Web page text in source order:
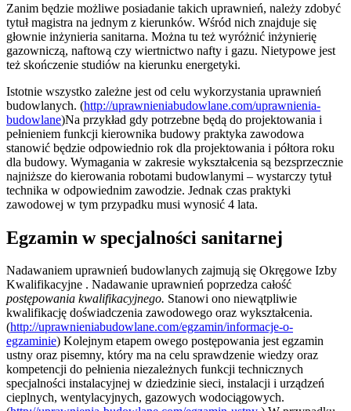
Zanim będzie możliwe posiadanie takich uprawnień, należy zdobyć
tytuł magistra na jednym z kierunków. Wśród nich znajduje się
głownie inżynieria sanitarna. Można tu też wyróżnić inżynierię
gazowniczą, naftową czy wiertnictwo nafty i gazu. Nietypowe jest
też skończenie studiów na kierunku energetyki.
Istotnie wszystko zależne jest od celu wykorzystania uprawnień
budowlanych. (http://uprawnieniabudowlane.com/uprawnienia-
budowlane)Na przykład gdy potrzebne będą do projektowania i
pełnieniem funkcji kierownika budowy praktyka zawodowa
stanowić będzie odpowiednio rok dla projektowania i półtora roku
dla budowy. Wymagania w zakresie wykształcenia są bezsprzecznie
najniższe do kierowania robotami budowlanymi – wystarczy tytuł
technika w odpowiednim zawodzie. Jednak czas praktyki
zawodowej w tym przypadku musi wynosić 4 lata.
Egzamin w specjalności sanitarnej
Nadawaniem uprawnień budowlanych zajmują się Okręgowe Izby
Kwalifikacyjne . Nadawanie uprawnień poprzedza całość
postępowania kwalifikacyjnego. Stanowi ono niewątpliwie
kwalifikację doświadczenia zawodowego oraz wykształcenia.
(http://uprawnieniabudowlane.com/egzamin/informacje-o-
egzaminie) Kolejnym etapem owego postępowania jest egzamin
ustny oraz pisemny, który ma na celu sprawdzenie wiedzy oraz
kompetencji do pełnienia niezależnych funkcji technicznych
specjalności instalacyjnej w dziedzinie sieci, instalacji i urządzeń
cieplnych, wentylacyjnych, gazowych wodociągowych.